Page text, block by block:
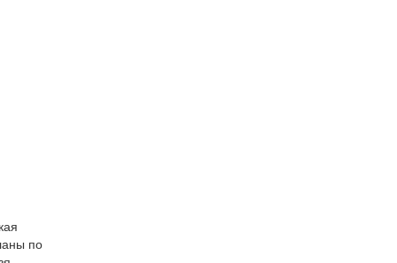
по